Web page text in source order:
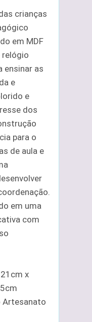
crianças
em MDF
relógio
ensinar as
e
e
dos
para o
de aula e
em uma
com
x
Artesanato